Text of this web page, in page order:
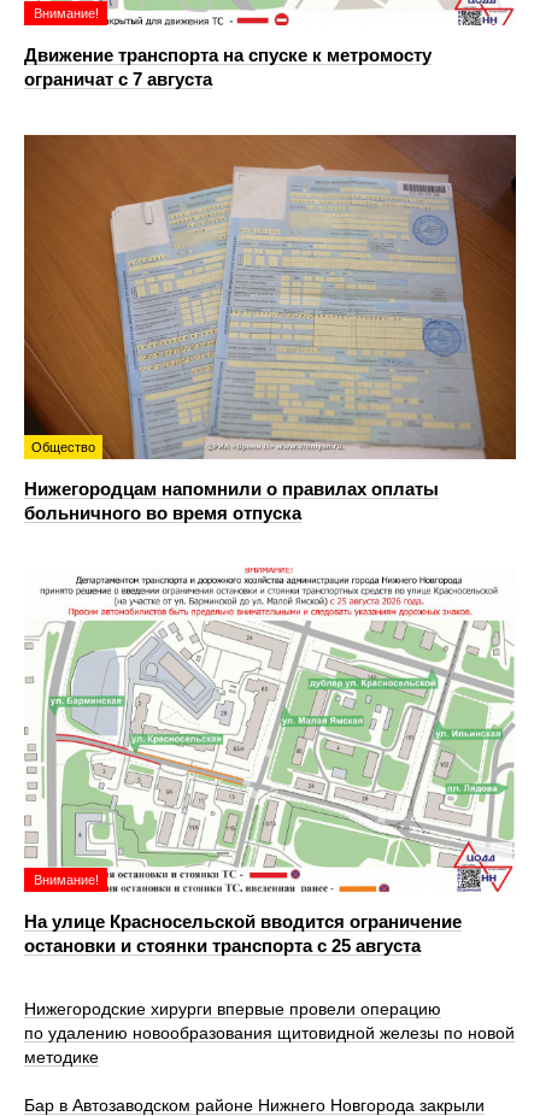
Внимание!
Движение транспорта на спуске к метромосту
ограничат с 7 августа
Общество
Нижегородцам напомнили о правилах оплаты
больничного во время отпуска
Внимание!
На улице Красносельской вводится ограничение
остановки и стоянки транспорта с 25 августа
Нижегородские хирурги впервые провели операцию
по удалению новообразования щитовидной железы по новой
методике
Бар в Автозаводском районе Нижнего Новгорода закрыли